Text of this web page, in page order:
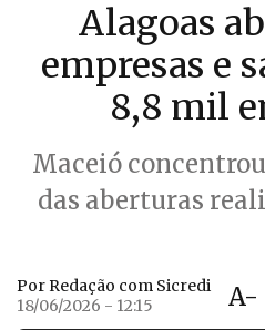
Alagoas
empresas e
8,8 mil
Maceió
das aberturas
Por Redação com Sicredi
18/06/2026 - 12:15
A-